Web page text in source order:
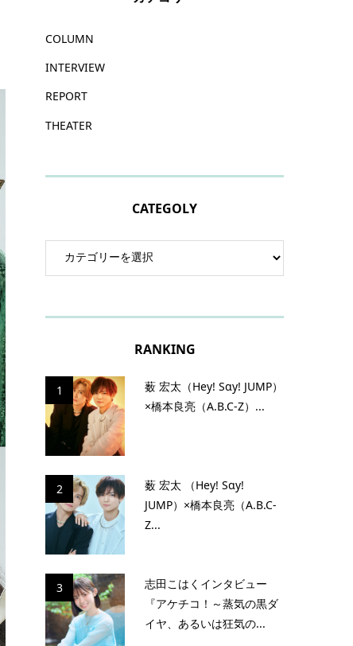
COLUMN
INTERVIEW
REPORT
THEATER
CATEGOLY
RANKING
1
薮 宏太（Hey! Sɑy! JUMP）
×橋本良亮（A.B.C-Z）...
2
薮 宏太 （Hey! Sɑy!
JUMP）×橋本良亮（A.B.C-
Z...
3
志田こはくインタビュー
『アケチコ！～蒸気の黒ダ
イヤ、あるいは狂気の...